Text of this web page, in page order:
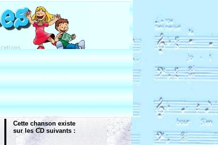
Cette chanson existe
sur les CD suivants :